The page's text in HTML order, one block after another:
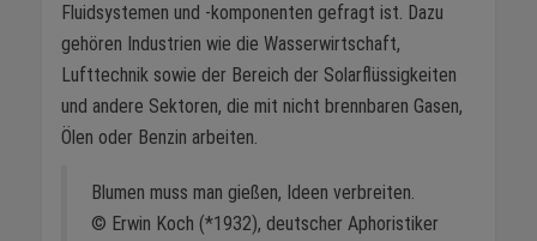
Fluidsystemen und -komponenten gefragt ist. Dazu
gehören Industrien wie die Wasserwirtschaft,
Lufttechnik sowie der Bereich der Solarflüssigkeiten
und andere Sektoren, die mit nicht brennbaren Gasen,
Ölen oder Benzin arbeiten.
Blumen muss man gießen, Ideen verbreiten.
© Erwin Koch (*1932), deutscher Aphoristiker